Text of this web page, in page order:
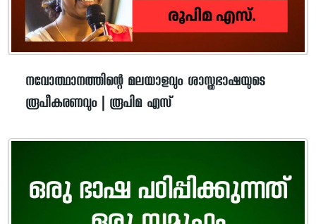
നവോത്ഥാനത്തിന്റെ മലയാളവും ശാസ്ത്രഭാഷയുടെ
രൂപീകരണവും | രൂപിമ എസ്